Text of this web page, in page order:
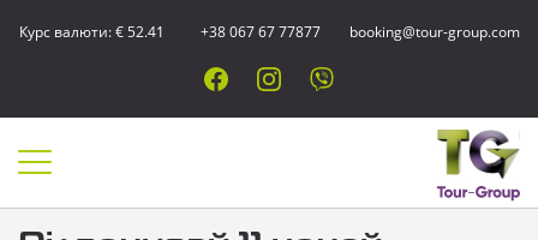
Курс валюти: € 52.41 +38 067 67 77877 booking@tour-group.com